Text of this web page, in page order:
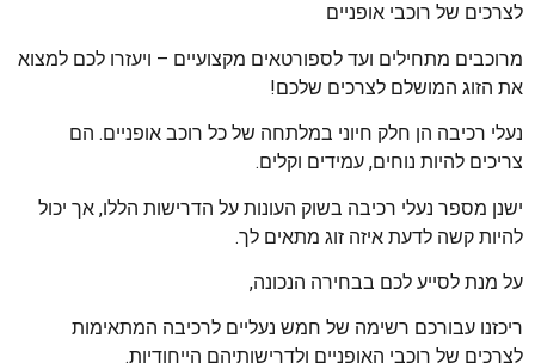
לצרכים של רוכבי אופניים
מרוכבים מתחילים ועד לספורטאים מקצועיים – ויעזרו לכם למצוא
את הזוג המושלם לצרכים שלכם!
נעלי רכיבה הן חלק חיוני במלתחה של כל רוכב אופניים. הם
צריכים להיות נוחים, עמידים וקלים.
ישנן מספר נעלי רכיבה בשוק העונות על הדרישות הללו, אך יכול
להיות קשה לדעת איזה זוג מתאים לך.
על מנת לסייע לכם בבחירה הנכונה,
ריכזנו עבורכם רשימה של חמש נעליים לרכיבה המתאימות
לצרכים של רוכבי האופניים ולדרישותיהם הייחודיות.